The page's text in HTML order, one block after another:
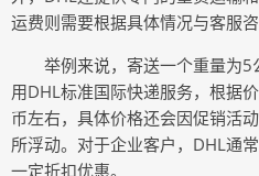
运费则需要根据具体情况与客服咨
举例来说，寄送一个重量为
用DHL标准国际快递服务，根据
币左右，具体价格还会因促销活
所浮动。对于企业客户，DHL通
一定折扣优惠。